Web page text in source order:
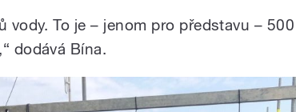
vody. To je – jenom pro představu – 500
dodává Bína.